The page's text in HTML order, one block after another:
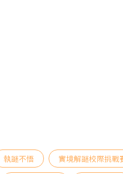
執謎不悟 實境解謎校際挑戰